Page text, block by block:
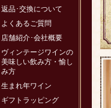
返品･交換について
よくあるご質問
店舗紹介･会社概要
ヴィンテージワインの
美味しい飲み方・愉し
み方
生まれ年ワイン
ギフトラッピング